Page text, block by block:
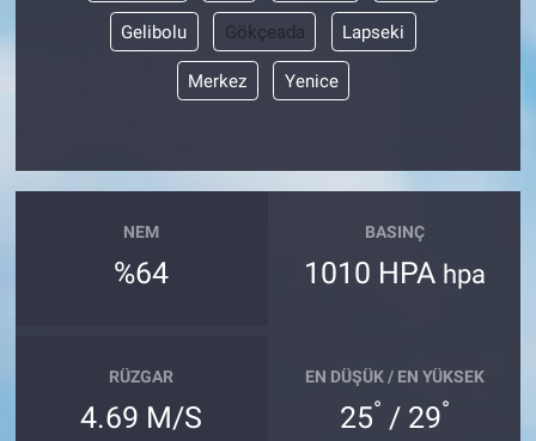
Gelibolu Gökçeada Lapseki
Merkez Yenice
NEM
%64
BASINÇ
1010 HPA hpa
RÜZGAR
4.69 M/S
EN DÜŞÜK / EN YÜKSEK
25° / 29°